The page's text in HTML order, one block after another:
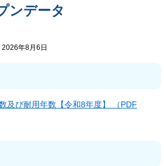
ンデータ
2026年8月6日
及び耐用年数【令和8年度】 （PDF